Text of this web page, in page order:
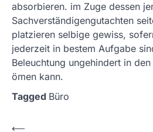
absorbieren. im Zuge dessen
Sachverständigengutachten
platzieren selbige gewiss,
jederzeit in bestem Aufgabe
Beleuchtung ungehindert in
ömen kann.
Tagged Büro
⟵